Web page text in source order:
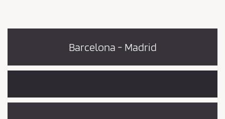
Barcelona - Madrid